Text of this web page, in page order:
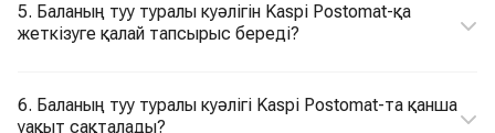
5. Баланың туу туралы куәлігін Kaspi Postomat-қа
жеткізуге қалай тапсырыс береді?
6. Баланың туу туралы куәлігі Kaspi Postomat-та қанша
уақыт сақталады?